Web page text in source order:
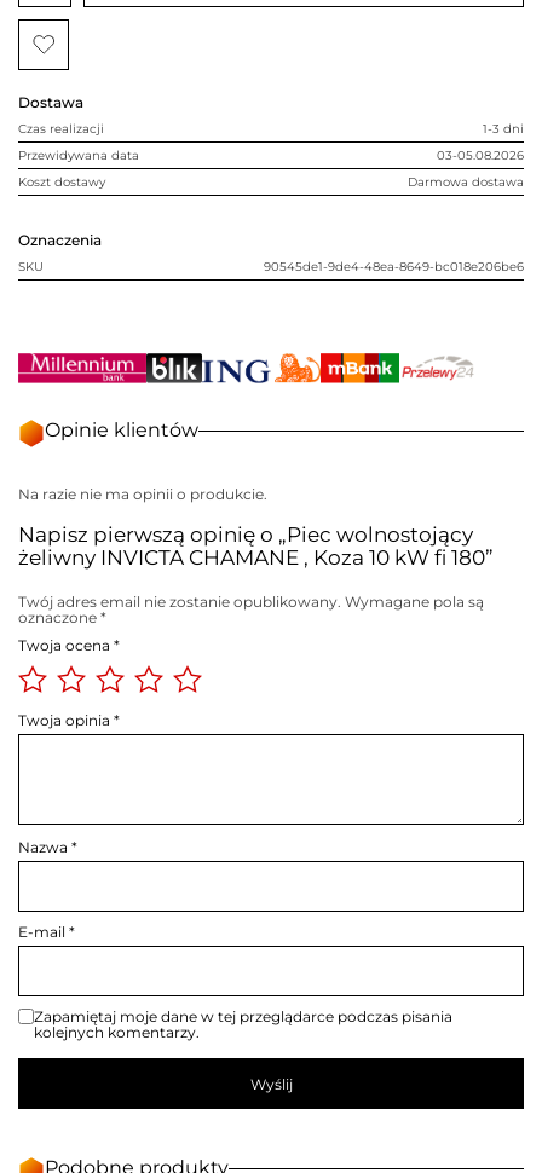
Dostawa
Czas realizacji
1-3 dni
Przewidywana data
03-05.08.2026
Koszt dostawy
Darmowa dostawa
Oznaczenia
SKU 90545de1-9de4-48ea-8649-bc018e206be6
żeliwny
INVICTA
CHAMANE
Koza
kW
fi
180
Opinie klientów
Na razie nie ma opinii o produkcie.
Napisz pierwszą opinię o „Piec wolnostojący
żeliwny INVICTA CHAMANE , Koza 10 kW fi 180”
Twój adres email nie zostanie opublikowany. Wymagane pola są
oznaczone *
Twoja ocena *
Twoja opinia *
Nazwa *
E-mail *
Zapamiętaj moje dane w tej przeglądarce podczas pisania
kolejnych komentarzy.
Podobne produkty